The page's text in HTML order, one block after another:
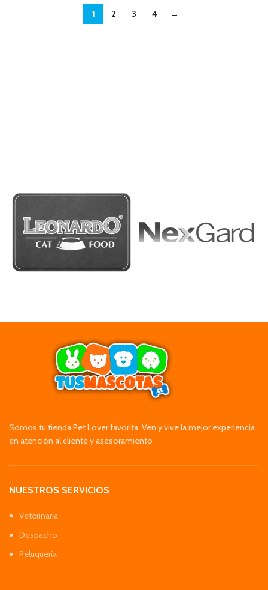
1 2 3 4 →
Somos tu tienda Pet Lover favorita. Ven y vive la mejor experiencia
en atención al cliente y asesoramiento
NUESTROS SERVICIOS
Veterinaria
Despacho
Peluquería